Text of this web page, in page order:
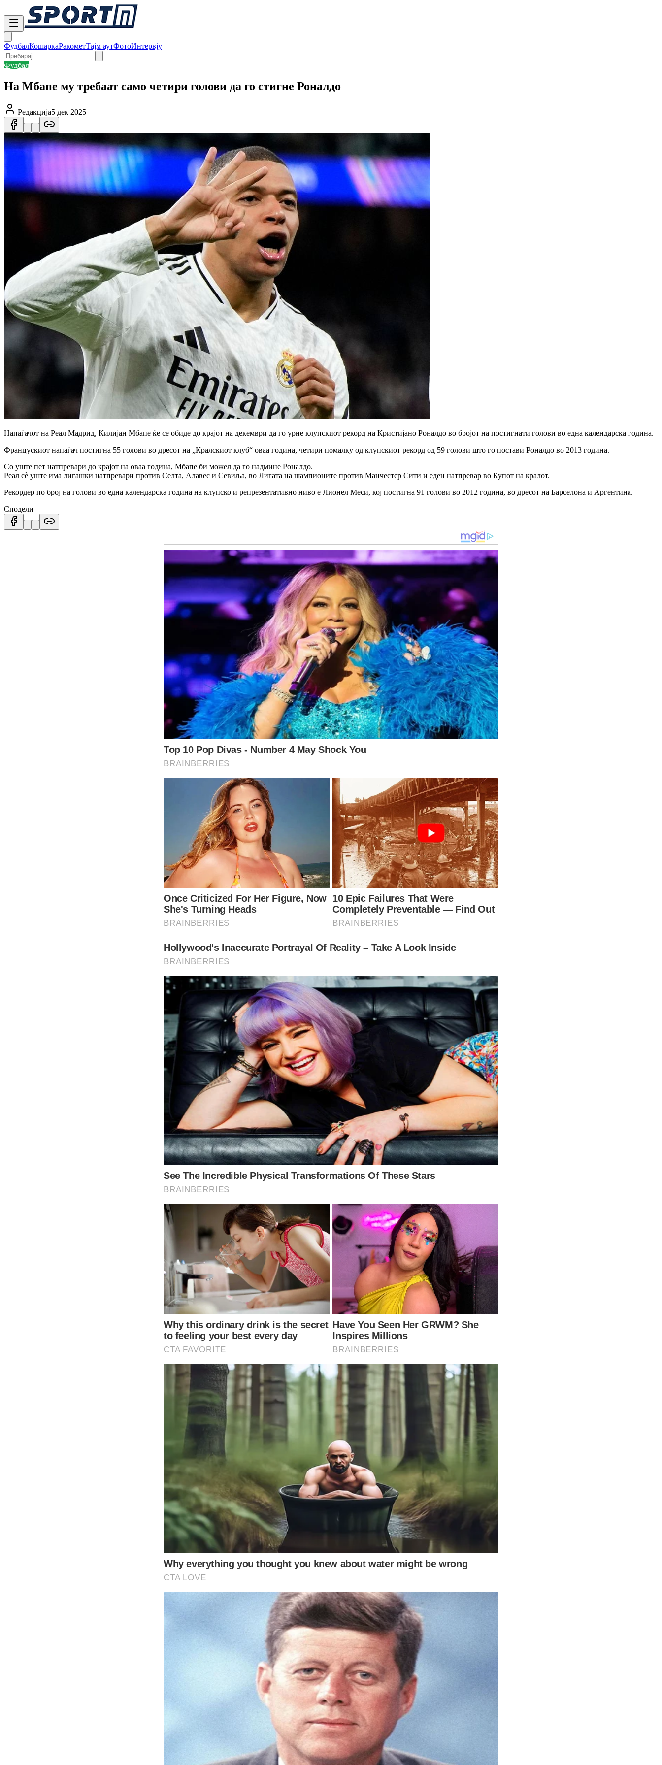
ФудбалКошаркаРакометТајм аутФотоИнтервју
Фудбал
На Мбапе му требаат само четири голови да го стигне Роналдо
Редакција5 дек 2025
Напаѓачот на Реал Мадрид, Килијан Мбапе ќе се обиде до крајот на декември да го урне клупскиот рекорд на Кристијано Роналдо во бројот на постигнати голови во една календарска година.
Францускиот напаѓач постигна 55 голови во дресот на „Кралскиот клуб“ оваа година, четири помалку од клупскиот рекорд од 59 голови што го постави Роналдо во 2013 година.
Со уште пет натпревари до крајот на оваа година, Мбапе би можел да го надмине Роналдо.
Реал сè уште има лигашки натпревари против Селта, Алавес и Севиља, во Лигата на шампионите против Манчестер Сити и еден натпревар во Купот на кралот.
Рекордер по број на голови во една календарска година на клупско и репрезентативно ниво е Лионел Меси, кој постигна 91 голови во 2012 година, во дресот на Барселона и Аргентина.
Сподели